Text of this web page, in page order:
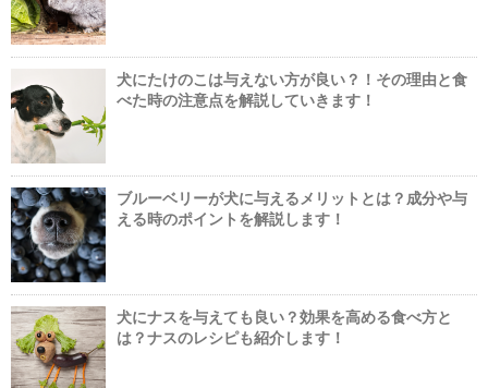
犬にたけのこは与えない方が良い？！その理由と食
べた時の注意点を解説していきます！
ブルーベリーが犬に与えるメリットとは？成分や与
える時のポイントを解説します！
犬にナスを与えても良い？効果を高める食べ方と
は？ナスのレシピも紹介します！